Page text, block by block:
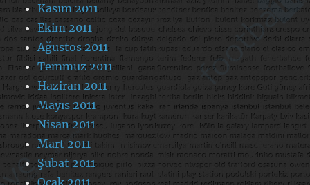
Kasım 2011
Ekim 2011
Ağustos 2011
Temmuz 2011
Haziran 2011
Mayıs 2011
Nisan 2011
Mart 2011
Şubat 2011
Ocak 2011